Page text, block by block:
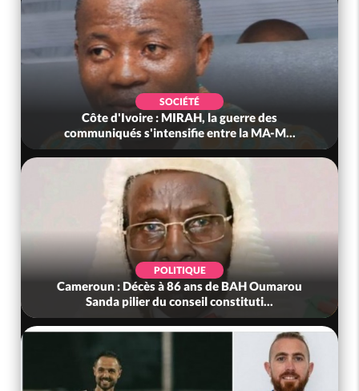
SOCIÉTÉ
Côte d'Ivoire : MIRAH, la guerre des
communiqués s'intensifie entre la MA-M...
POLITIQUE
Cameroun : Décès à 86 ans de BAH Oumarou
Sanda pilier du conseil constituti...